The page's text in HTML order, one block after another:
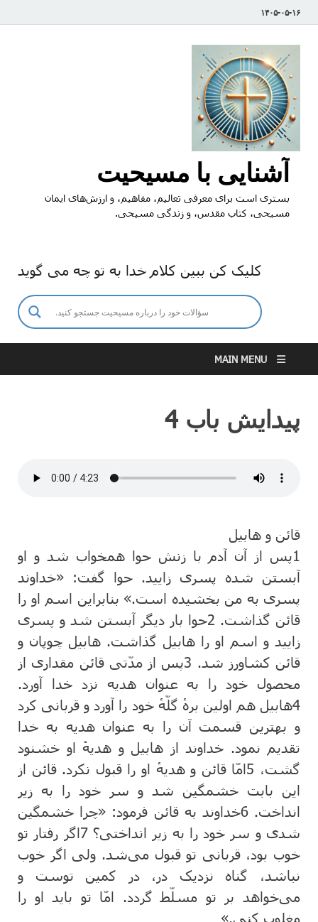
۱۴۰۵-۰۵-۱۶
آشنایی با مسیحیت
بستری است برای معرفی تعالیم، مفاهیم، و ارزش‌های ایمان
مسیحی، کتاب مقدس، و زندگی مسیحی.
کلیک کن ببین کلام خدا به تو چه می گوید
MAIN MENU
پیدایش باب 4
قائن ‌و هابیل‌
1پس ‌از آن‌ آدم ‌با زنش ‌حوا همخواب ‌شد و او
آبستن ‌شده‌ پسری زایید. حوا گفت‌: «خداوند
پسری به من ‌بخشیده ‌است‌.» بنابراین ‌اسم ‌او را
قائن‌ گذاشت‌. 2حوا بار دیگر آبستن‌ شد و پسری
زایید و اسم ‌او را هابیل‌ گذاشت‌. هابیل‌ چوپان‌ و
قائن ‌كشاورز شد. 3پس‌ از مدّتی قائن‌ مقداری از
محصول‌ خود را به ‌عنوان‌ هدیه ‌نزد خدا آورد.
4هابیل‌ هم ‌اولین ‌برهٔ گلّهٔ خود را آورد و قربانی كرد
و بهترین ‌قسمت ‌آن ‌را به ‌عنوان‌ هدیه‌ به‌ خدا
تقدیم ‌نمود. خداوند از هابیل‌ و هدیهٔ او خشنود
گشت‌، 5امّا قائن‌ و هدیهٔ او را قبول‌ نكرد. قائن‌ از
این‌ بابت ‌خشمگین ‌شد و سر خود را به ‌زیر
انداخت‌.6خداوند به ‌قائن‌ فرمود: «چرا خشمگین
‌شدی و سر خود را به ‌زیر انداختی‌؟7اگر رفتار تو
خوب‌ بود، قربانی تو قبول‌ می‌شد. ولی اگر خوب‌
نباشد، گناه‌ نزدیک‌ در، در كمین‌ توست‌ و
می‌خواهد بر تو مسلّط‌ گردد. امّا تو باید او را
مغلوب‌ كنی‌.»